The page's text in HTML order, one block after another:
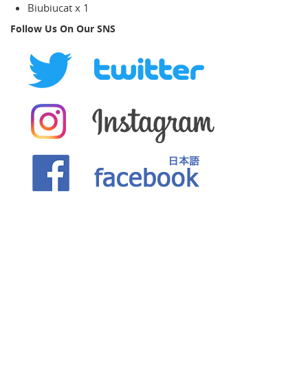
Biubiucat x 1
Follow Us On Our SNS